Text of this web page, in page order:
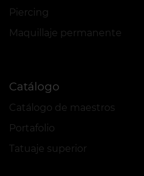
Piercing
Maquillaje permanente
Catálogo
Catálogo de maestros
Portafolio
Tatuaje superior